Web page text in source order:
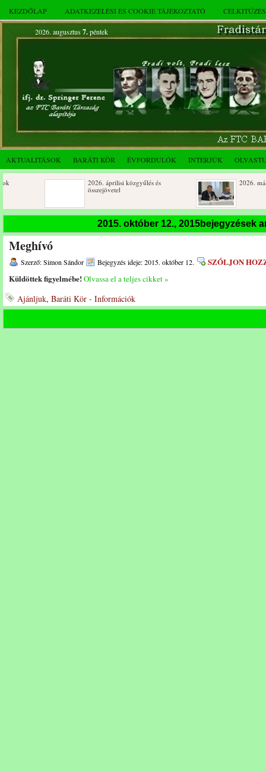
KEZDŐLAP ADATKEZELÉSI ÉS COOKIE TÁJÉKOZTATÓ
2026. augusztus 7.péntek
AKTUALITÁSOK BARÁTI KÖR ÉVFORDULÓK INTERJÚK
2026. áprilisi közgyűlés és
összejövetel
2026. márciusi
Születésnapi koszorúzások
Rendkívüli
novemberi
összejövetel
2015. október 12., 2015bejegyzések
Meghívó
Szerző: Simon Sándor Bejegyzés ideje: 2015. október 12.
SZÓLJON
Küldöttek figyelmébe!Olvassa el a teljes cikket »
Ajánljuk, Baráti Kör - Információk